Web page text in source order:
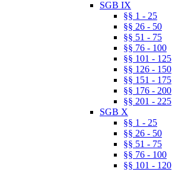
SGB IX
§§ 1 - 25
§§ 26 - 50
§§ 51 - 75
§§ 76 - 100
§§ 101 - 125
§§ 126 - 150
§§ 151 - 175
§§ 176 - 200
§§ 201 - 225
SGB X
§§ 1 - 25
§§ 26 - 50
§§ 51 - 75
§§ 76 - 100
§§ 101 - 120